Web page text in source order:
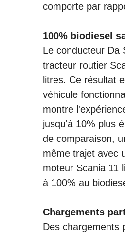
comporte par
100% biodiesel
Le conducteur Da
tracteur routier
litres. Ce résultat
véhicule
montre
jusqu'à 10% plus
de comparaison,
même trajet avec
moteur Scania 11
à 100% au
Chargements
Des chargements